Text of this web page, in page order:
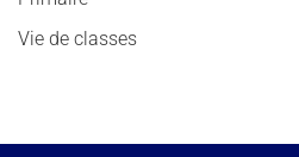
Vie de classes